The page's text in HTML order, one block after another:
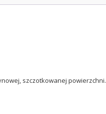
szczotkowanej powierzchni.